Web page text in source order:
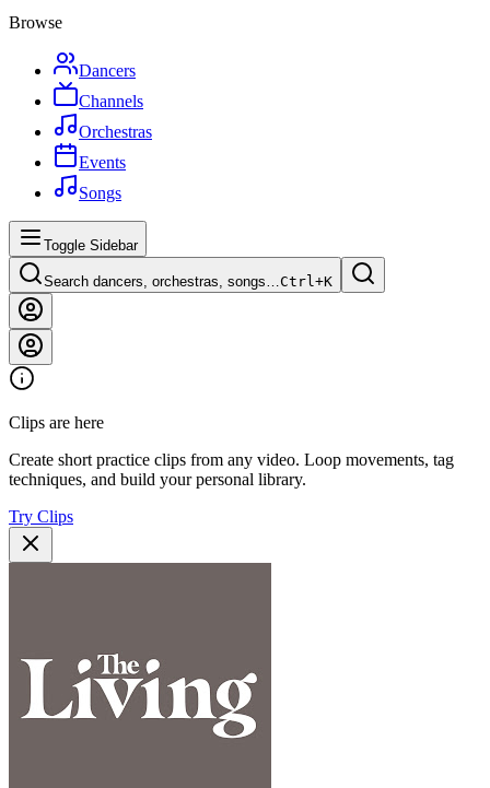
Browse
Dancers
Channels
Orchestras
Events
Songs
Toggle Sidebar
Search dancers, orchestras, songs…Ctrl+K
Clips are here
Create short practice clips from any video. Loop movements, tag
techniques, and build your personal library.
Try Clips